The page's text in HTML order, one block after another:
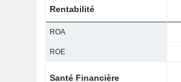
Rentabilité
ROA
ROE
Santé Financière